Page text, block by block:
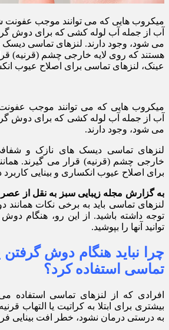
میکروب هایی که می توانند موجب عفونت
آب از جمله آب لوله کشی که برای دوش
می شود، وجود دارند. لنزهای تماسی
هستند که روی لایه خارجی چشم (قرنیه)
عینک، لنزهای تماسی برای اصلاح عیوب
میکروب هایی که می توانند موجب
آب از جمله آب لوله کشی که برای دوش
می شود، وجود دارند.
لنزهای تماسی دیسک های نازک و
خارجی چشم (قرنیه) قرار می گیرند.
برای اصلاح عیوب انکساری و بینایی کاربرد
به گزارش مجله زیبایی سبز به نقل از عصر
لنزهای تماسی باید به برخی نکات همانند
توجه داشته باشید. از این رو، هنگام
توانید آنها را بپوشید.
چرا نباید هنگام دوش گرفتن
تماسی استفاده کرد؟
افرادی که از لنزهای تماسی
بیشتری برای ابتلا به کراتیت یا التهاب
به درستی درمان نشود، خطر افت بینایی